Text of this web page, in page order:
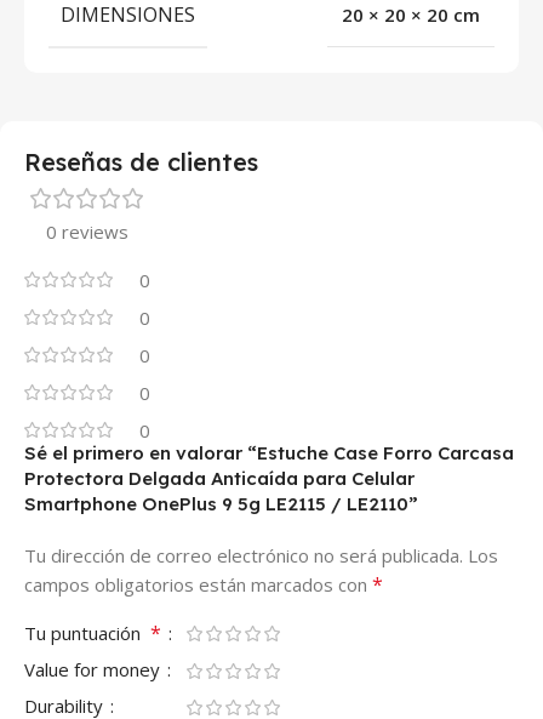
DIMENSIONES 20 × 20 × 20 cm
Reseñas de clientes
0 reviews
0
0
0
0
0
Sé el primero en valorar “Estuche Case Forro Carcasa
Protectora Delgada Anticaída para Celular
Smartphone OnePlus 9 5g LE2115 / LE2110”
Tu dirección de correo electrónico no será publicada. Los
campos obligatorios están marcados con *
Tu puntuación *
Value for money
Durability